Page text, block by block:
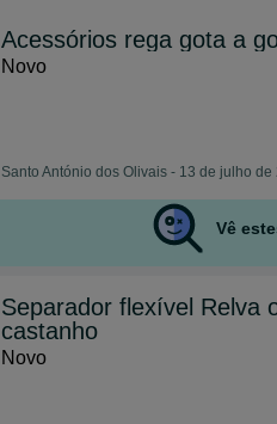
Acessórios rega gota a
Novo
Santo António dos Olivais - 13 de julho de
Vê
Separador flexível Relva
castanho
Novo